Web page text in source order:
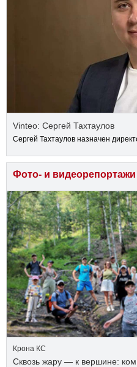
Vinteo: Сергей Тахтаулов
Сергей Тахтаулов назначен
Фото- и видеорепортажи
Крона КС
Сквозь жару — к вершине: